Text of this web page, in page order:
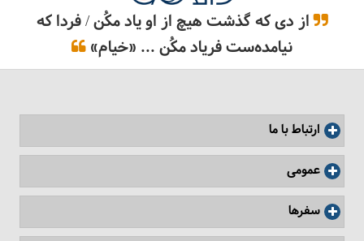
بهترین رستوران‌ های ایرانی در استانبول
از دی که گذشت هیچ از او یاد مکُن / فردا که
نیامده‌ست فریاد مکُن ... «خیام»
ارتباط با ما
عمومی
سفرها